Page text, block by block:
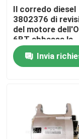
Contattici
Notizie
Richieda una
Escavatore
CAT Spare
Il corredo diesel
3802376 di
del motore
6BT abbassa la
guarnizione Kit
Kit
Invia